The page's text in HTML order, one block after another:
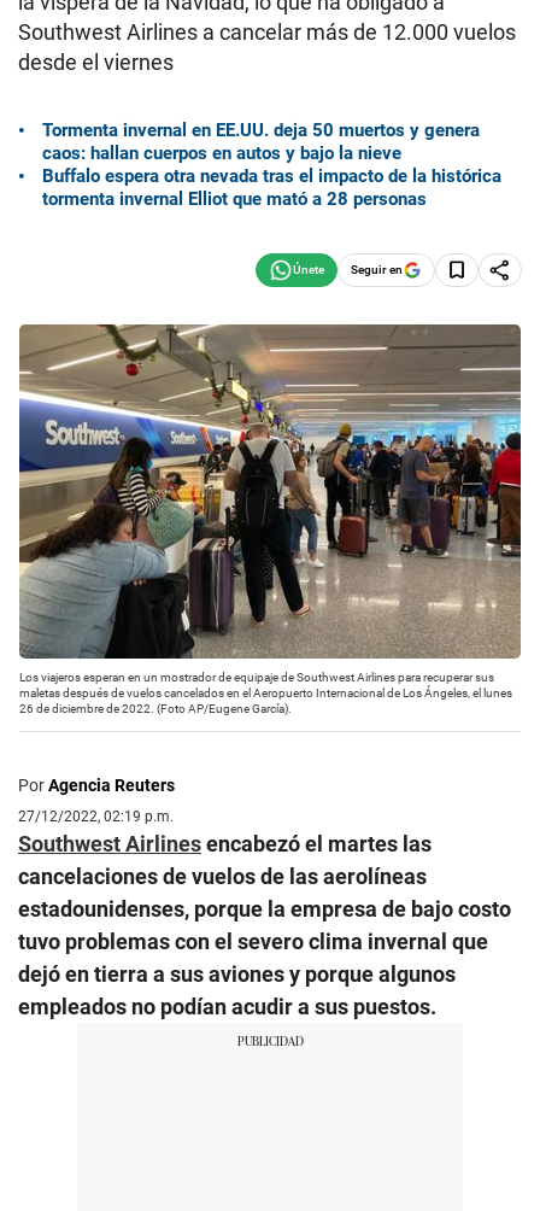
Southwest Airlines a cancelar más de 12.000 vuelos
desde el viernes
Tormenta invernal en EE.UU. deja 50 muertos y genera
caos: hallan cuerpos en autos y bajo la nieve
Buffalo espera otra nevada tras el impacto de la histórica
tormenta invernal Elliot que mató a 28 personas
Seguir en
Los viajeros esperan en un mostrador de equipaje de Southwest Airlines para recuperar sus
maletas después de vuelos cancelados en el Aeropuerto Internacional de Los Ángeles, el lunes
26 de diciembre de 2022. (Foto AP/Eugene García).
PorAgencia Reuters
27/12/2022, 02:19 p.m.
Southwest Airlinesencabezó el martes las
cancelaciones de vuelos de las aerolíneas
estadounidenses, porque la empresa de bajo costo
tuvo problemas con el severo clima invernal que
dejó en tierra a sus aviones y porque algunos
empleados no podían acudir a sus puestos.